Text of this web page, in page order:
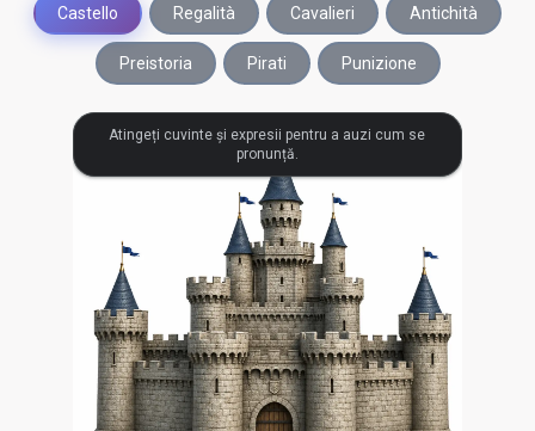
Castello Regalità Cavalieri Antichità
Preistoria Pirati Punizione
Atingeți cuvinte și expresii pentru a auzi cum se
pronunță.